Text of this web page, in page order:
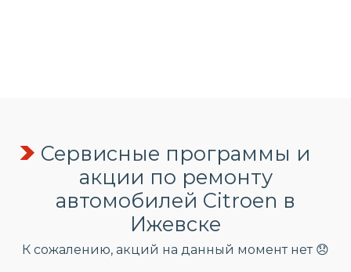
Сервисные программы и
акции по ремонту
автомобилей Citroen в
Ижевске
К сожалению, акций на данный момент нет 😞